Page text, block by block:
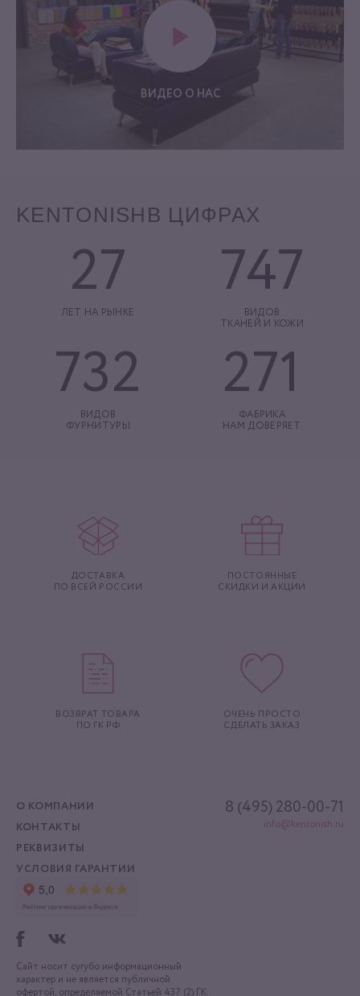
ВИДЕО О НАС
KENTONISH В ЦИФРАХ
27
ЛЕТ НА РЫНКЕ
747
ВИДОВ
ТКАНЕЙ И КОЖИ
732
ВИДОВ
ФУРНИТУРЫ
271
ФАБРИКА
НАМ ДОВЕРЯЕТ
ДОСТАВКА
ПО ВСЕЙ РОССИИ
ПОСТОЯННЫЕ
СКИДКИ И АКЦИИ
ВОЗВРАТ ТОВАРА
ПО ГК РФ
ОЧЕНЬ ПРОСТО
СДЕЛАТЬ ЗАКАЗ
Сайт носит сугубо информационный
характер и не является публичной
офертой, определяемой Статьей 437 (2) ГК
О КОМПАНИИ
КОНТАКТЫ
РЕКВИЗИТЫ
УСЛОВИЯ ГАРАНТИИ
8 (495) 280-00-71
info@kentonish.ru